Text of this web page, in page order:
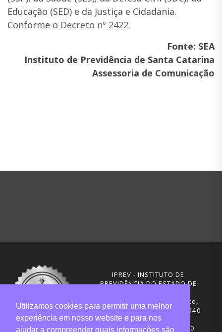
Educação (SED) e da Justiça e Cidadania.
Conforme o Decreto nº 2422.
Fonte: SEA
Instituto de Previdência de Santa Catarina
Assessoria de Comunicação
IPREV - INSTITUTO DE
PREVIDÊNCIA DO ESTADO DE
Rua Visconde de Ouro Preto,
291 – Centro - CEP: 88020-040
Florianópolis - SC
Telefones: (48) 3665-4600
Utilizamos cookies para permitir uma melhor
experiência em nosso website e para nos
ajudar a compreender quais informações são